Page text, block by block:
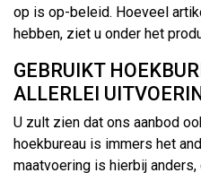
op is op-beleid. Hoeveel
hebben, ziet u onder het
GEBRUIKT
ALLERLEI
U zult zien dat ons aanbod
hoekbureau is immers het
maatvoering is hierbij